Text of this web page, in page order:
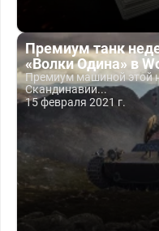
Премиум танк
«Волки Одина» в
Премиум машиной этой
Скандинавии...
15 февраля 2021 г.